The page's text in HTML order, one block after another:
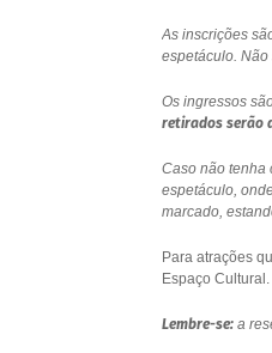
As inscrições
espetáculo.
Os ingressos
retirados serão
Caso não tenha
espetáculo,
marcado,
Para atrações
Espaço Cultural.
Lembre-se:a